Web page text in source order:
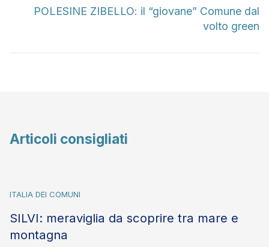
POLESINE ZIBELLO: il “giovane” Comune dal
volto green
Articoli consigliati
ITALIA DEI COMUNI
SILVI: meraviglia da scoprire tra mare e
montagna